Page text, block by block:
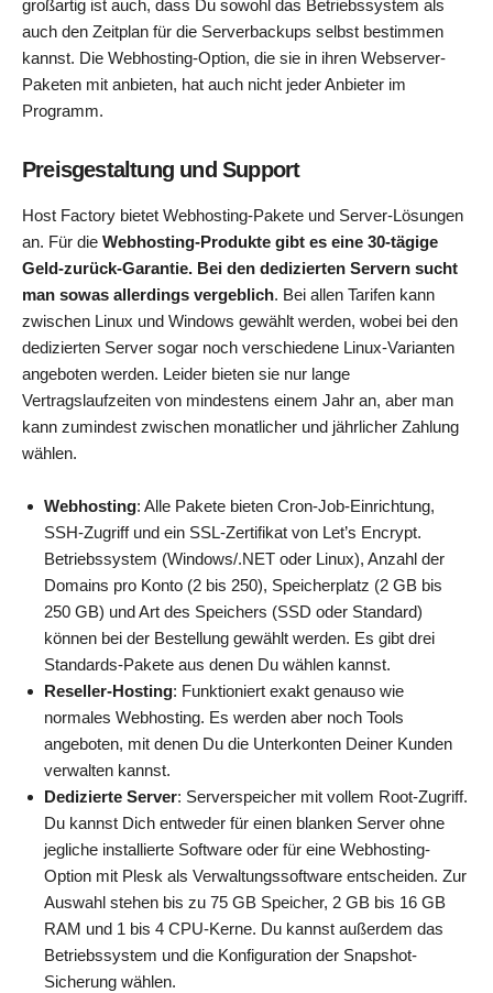
großartig ist auch, dass Du sowohl das Betriebssystem als
auch den Zeitplan für die Serverbackups selbst bestimmen
kannst. Die Webhosting-Option, die sie in ihren Webserver-
Paketen mit anbieten, hat auch nicht jeder Anbieter im
Programm.
Preisgestaltung und Support
Host Factory bietet Webhosting-Pakete und Server-Lösungen
an. Für die Webhosting-Produkte gibt es eine 30-tägige
Geld-zurück-Garantie. Bei den dedizierten Servern sucht
man sowas allerdings vergeblich. Bei allen Tarifen kann
zwischen Linux und Windows gewählt werden, wobei bei den
dedizierten Server sogar noch verschiedene Linux-Varianten
angeboten werden. Leider bieten sie nur lange
Vertragslaufzeiten von mindestens einem Jahr an, aber man
kann zumindest zwischen monatlicher und jährlicher Zahlung
wählen.
Webhosting: Alle Pakete bieten Cron-Job-Einrichtung,
SSH-Zugriff und ein SSL-Zertifikat von Let’s Encrypt.
Betriebssystem (Windows/.NET oder Linux), Anzahl der
Domains pro Konto (2 bis 250), Speicherplatz (2 GB bis
250 GB) und Art des Speichers (SSD oder Standard)
können bei der Bestellung gewählt werden. Es gibt drei
Standards-Pakete aus denen Du wählen kannst.
Reseller-Hosting: Funktioniert exakt genauso wie
normales Webhosting. Es werden aber noch Tools
angeboten, mit denen Du die Unterkonten Deiner Kunden
verwalten kannst.
Dedizierte Server: Serverspeicher mit vollem Root-Zugriff.
Du kannst Dich entweder für einen blanken Server ohne
jegliche installierte Software oder für eine Webhosting-
Option mit Plesk als Verwaltungssoftware entscheiden. Zur
Auswahl stehen bis zu 75 GB Speicher, 2 GB bis 16 GB
RAM und 1 bis 4 CPU-Kerne. Du kannst außerdem das
Betriebssystem und die Konfiguration der Snapshot-
Sicherung wählen.